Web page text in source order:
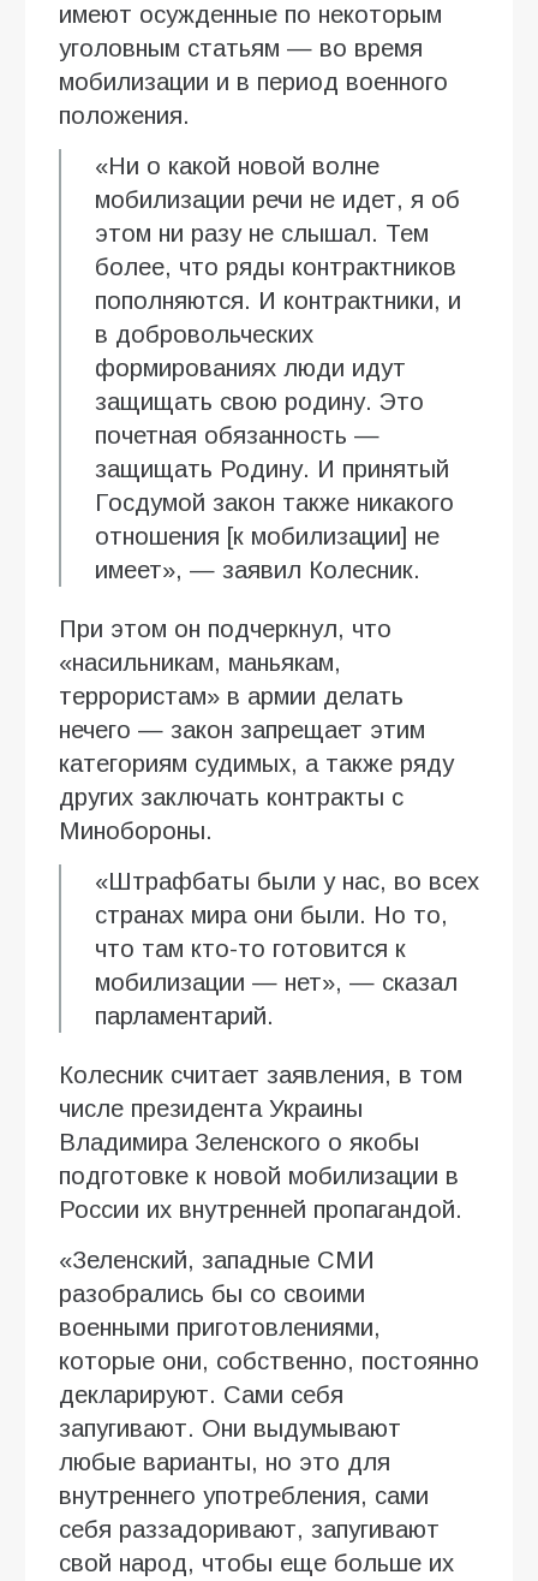
имеют осужденные по некоторым
уголовным статьям — во время
мобилизации и в период военного
положения.
«Ни о какой новой волне
мобилизации речи не идет, я об
этом ни разу не слышал. Тем
более, что ряды контрактников
пополняются. И контрактники, и
в добровольческих
формированиях люди идут
защищать свою родину. Это
почетная обязанность —
защищать Родину. И принятый
Госдумой закон также никакого
отношения [к мобилизации] не
имеет», — заявил Колесник.
При этом он подчеркнул, что
«насильникам, маньякам,
террористам» в армии делать
нечего — закон запрещает этим
категориям судимых, а также ряду
других заключать контракты с
Минобороны.
«Штрафбаты были у нас, во всех
странах мира они были. Но то,
что там кто-то готовится к
мобилизации — нет», — сказал
парламентарий.
Колесник считает заявления, в том
числе президента Украины
Владимира Зеленского о якобы
подготовке к новой мобилизации в
России их внутренней пропагандой.
«Зеленский, западные СМИ
разобрались бы со своими
военными приготовлениями,
которые они, собственно, постоянно
декларируют. Сами себя
запугивают. Они выдумывают
любые варианты, но это для
внутреннего употребления, сами
себя раззадоривают, запугивают
свой народ, чтобы еще больше их